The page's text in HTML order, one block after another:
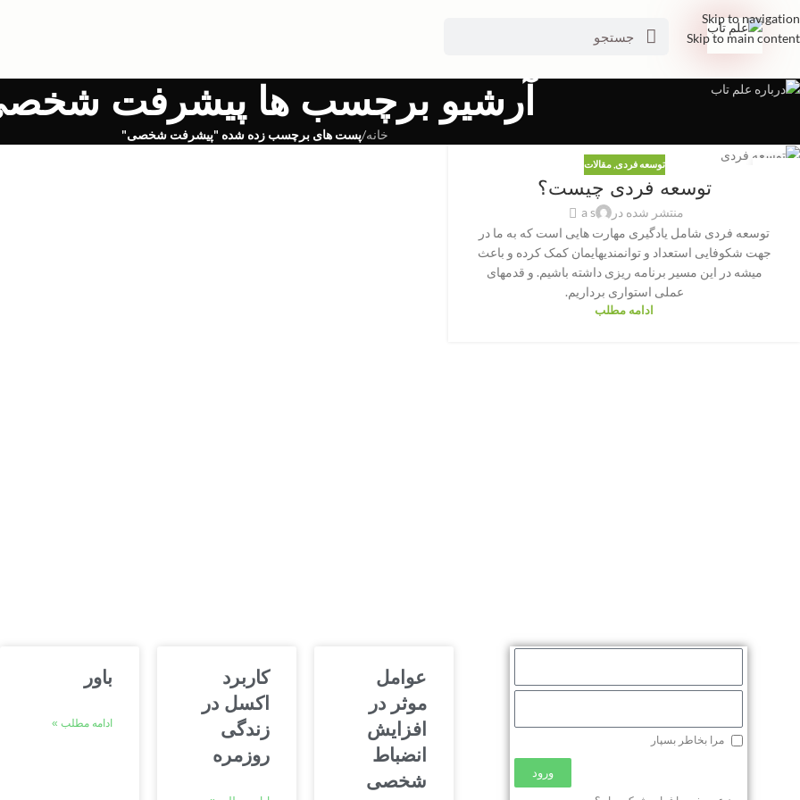
Skip to navigation
Skip to main content
آرشیو برچسب ها پیشرفت
خانه/پست های برچسب زده شده "پیشرفت شخصی"
توسعه فردی ,مقالات
توسعه فردی چیست؟
منتشر شده در
a s
توسعه فردی شامل یادگیری مهارت هایی است که به ما در
جهت شکوفایی استعداد و توانمندیهایمان کمک کرده و باعث
میشه در این مسیر برنامه ریزی داشته باشیم. و قدمهای
عملی استواری برداریم.
ادامه مطلب
مرا بخاطر بسپار
ورود
محصولات
عوامل
موثر در
افزایش
انضباط
شخصی
کاربرد
اکسل در
زندگی
روزمره
باور
ادامه مطلب »